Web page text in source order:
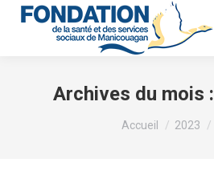
Archives du mois :
Vous êtes ici :
Accueil 2023